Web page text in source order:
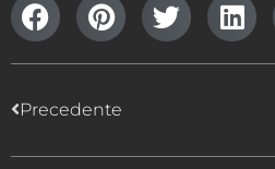
Precedente